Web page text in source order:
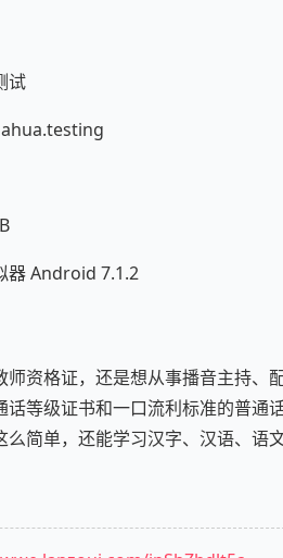
试
器 Android 7.1.2
资格证，还是想从事播音主持、
话等级证书和一口流利标准的普通
简单，还能学习汉字、汉语、语